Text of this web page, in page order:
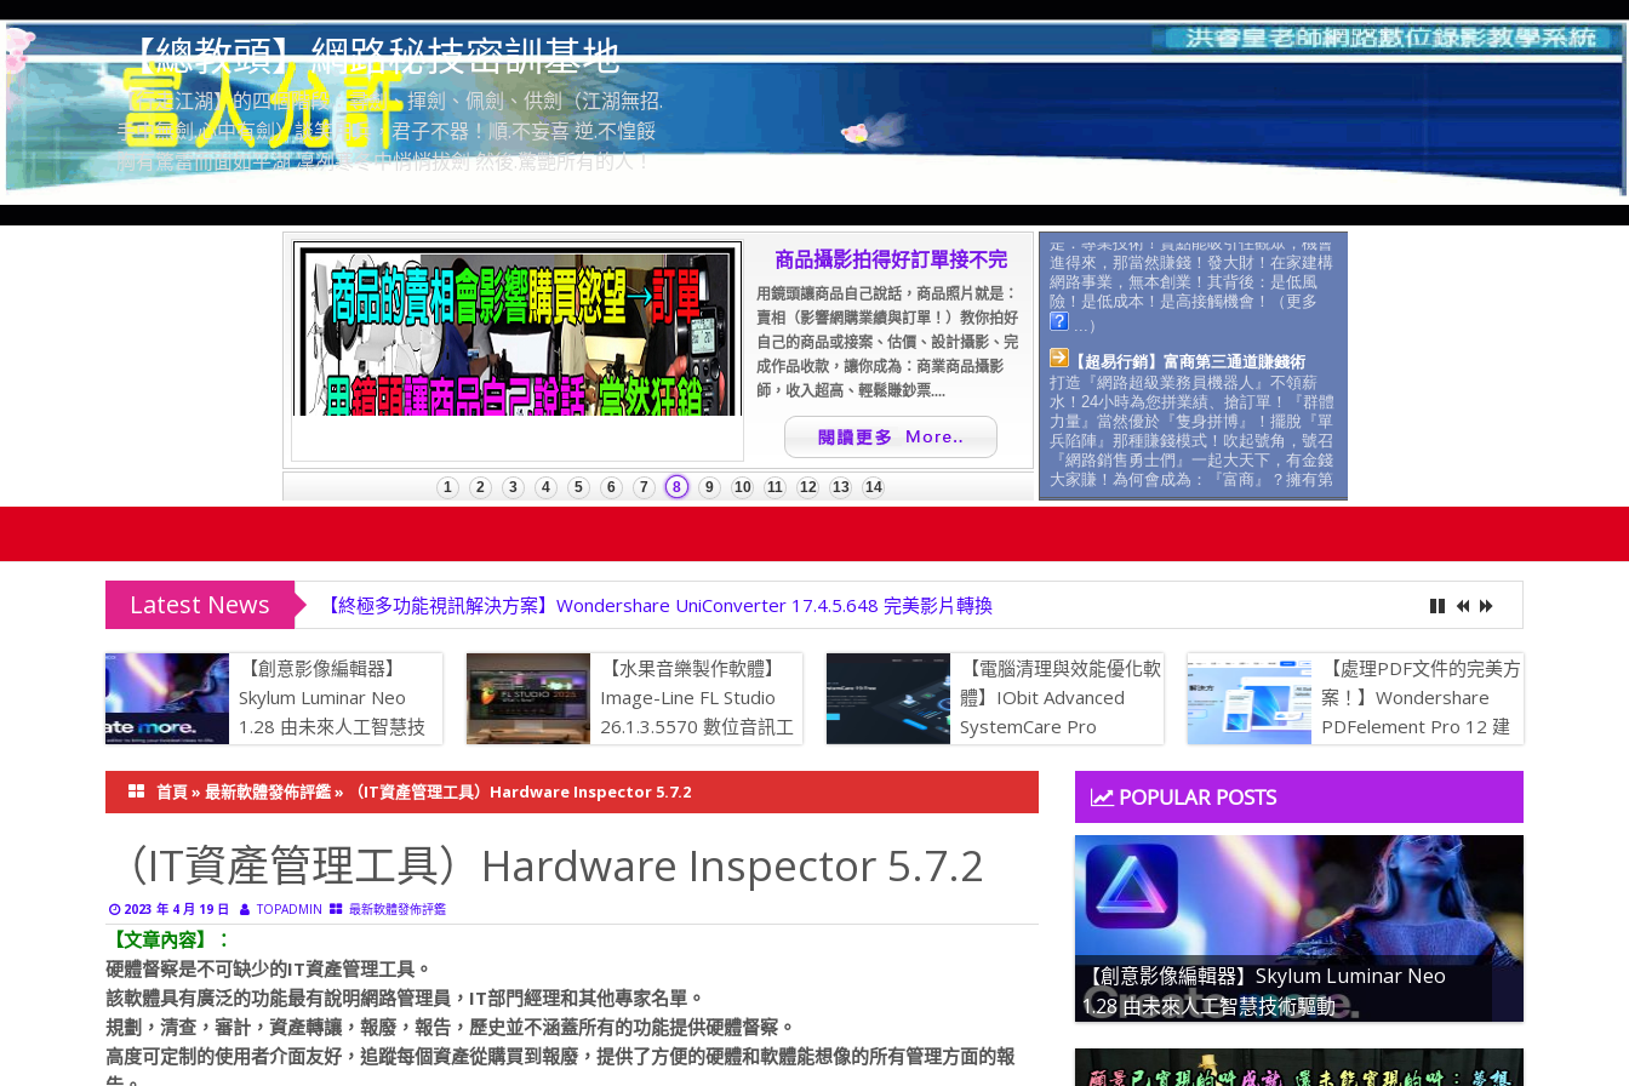
【總教頭】網路秘技密訓基地
【行走江湖】的四個階段：尋劍、揮劍、佩劍、供劍（江湖無招.
手中無劍.心中有劍）談笑用兵，君子不器！順.不妄喜 逆.不惶餒
胸有驚雷而面如平湖 凜冽寒冬中悄悄拔劍 然後.驚艷所有的人！
Latest News 【終極多功能視訊解決方案】Wondershare UniConverter 17.4.5.648 完美影片轉換
【創意影像編輯器】
Skylum Luminar Neo
1.28 由未來人工智慧技
【水果音樂製作軟體】
Image-Line FL Studio
26.1.3.5570 數位音訊工
【電腦清理與效能優化軟
體】IObit Advanced
SystemCare Pro
【處理PDF文件的完美方
案！】Wondershare
PDFelement Pro 12 建
簡易 PDF 解決方案
首頁» 最新軟體發佈評鑑» （IT資產管理工具）Hardware Inspector 5.7.2
（IT資產管理工具）Hardware Inspector 5.7.2
2023 年 4 月 19 日 TOPADMIN 最新軟體發佈評鑑
【文章內容】：
硬體督察是不可缺少的IT資產管理工具。
該軟體具有廣泛的功能最有說明網路管理員，IT部門經理和其他專家名單。
規劃，清查，審計，資產轉讓，報廢，報告，歷史並不涵蓋所有的功能提供硬體督察。
高度可定制的使用者介面友好，追蹤每個資產從購買到報廢，提供了方便的硬體和軟體能想像的所有管理方面的報
POPULAR POSTS
【創意影像編輯器】Skylum Luminar Neo
1.28 由未來人工智慧技術驅動